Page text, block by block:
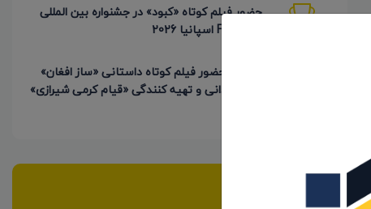
حضور فیلم کوتاه «کبود» در جشنواره بین المللی
FICNOVA اسپانیا 2026
4 امین حضور فیلم کوتاه داستانی «ساز افغان»
به کارگردانی و تهیه کنندگی «قیام کرمی شیرازی»